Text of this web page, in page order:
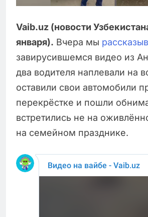
Vaib.uz (новости
января). Вчера мы
завирусившемся видео из
два водителя наплевали на
оставили свои автомобили
перекрёстке и пошли
встретились не на
на семейном празднике.